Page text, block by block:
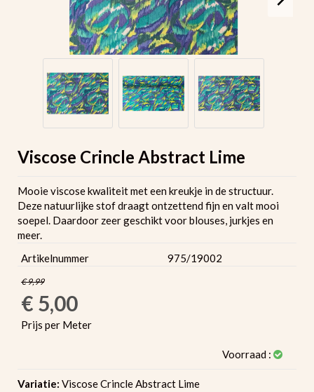
Viscose Crincle Abstract Lime
Mooie viscose kwaliteit met een kreukje in de structuur.
Deze natuurlijke stof draagt ontzettend fijn en valt mooi
soepel. Daardoor zeer geschikt voor blouses, jurkjes en
meer.
Artikelnummer
975/19002
€ 9,99
€ 5,00
Prijs per Meter
Voorraad :
Variatie: Viscose Crincle Abstract Lime